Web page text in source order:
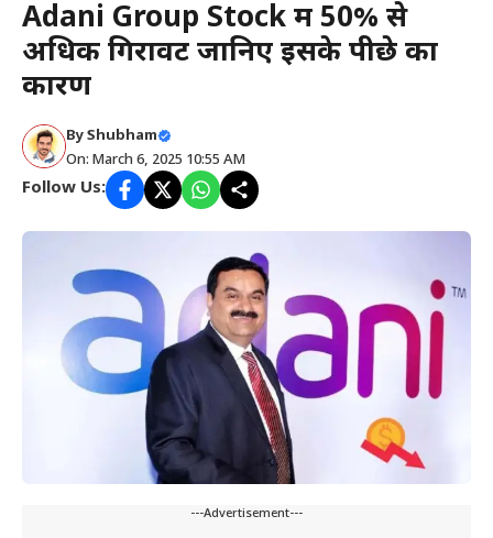
Adani Group Stock में 50% से
अधिक गिरावट जानिए इसके पीछे का
कारण
ByShubham
On: March 6, 2025 10:55 AM
Follow Us:
---Advertisement---